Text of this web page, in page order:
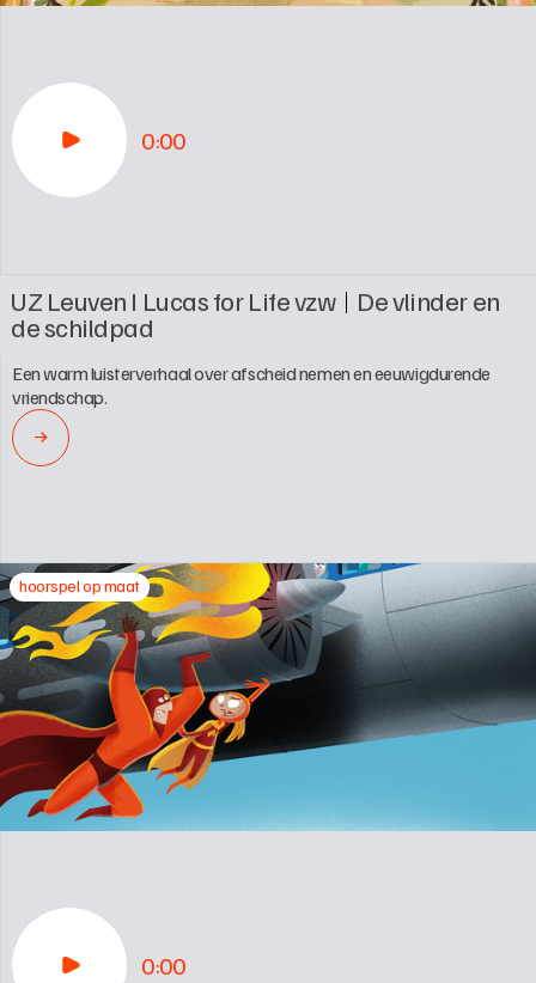
0:00
UZ Leuven I Lucas for Life vzw De vlinder en
de schildpad
Een warm luisterverhaal over afscheid nemen en eeuwigdurende
vriendschap.
→
0:00
hoorspel op maat